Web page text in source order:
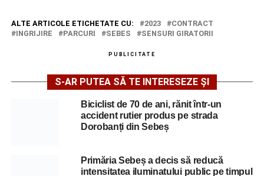
ALTE ARTICOLE ETICHETATE CU: 2023
CONTRACT
INGRIJIRE
PARCURI SEBES SENSURI GIRATORII
PUBLICITATE
S-AR PUTEA SĂ TE INTERESEZE ȘI
Biciclist de 70 de ani, rănit într-un
accident rutier produs pe strada
Dorobanți din Sebeș
Primăria Sebeș a decis să reducă
intensitatea iluminatului public pe timpul